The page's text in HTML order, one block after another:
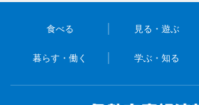
食べる 見る・遊ぶ
暮らす・働く 学ぶ・知る